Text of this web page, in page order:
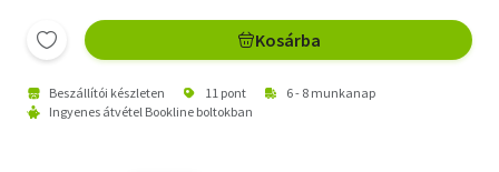
Kosárba
Beszállítói készleten 11 pont
6 - 8 munkanap
Ingyenes átvétel Bookline boltokban